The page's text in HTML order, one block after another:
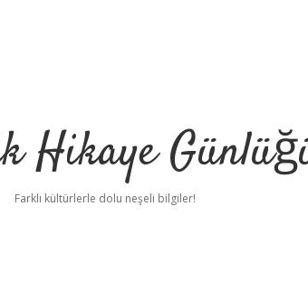
Hikaye
Farklı kültürlerle dolu neşeli bilgiler!